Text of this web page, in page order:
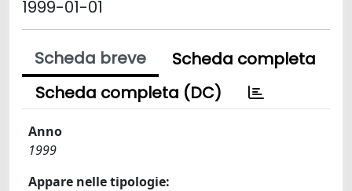
1999-01-01
Scheda breve
Scheda completa
Scheda completa (DC)
Anno
1999
Appare nelle tipologie: